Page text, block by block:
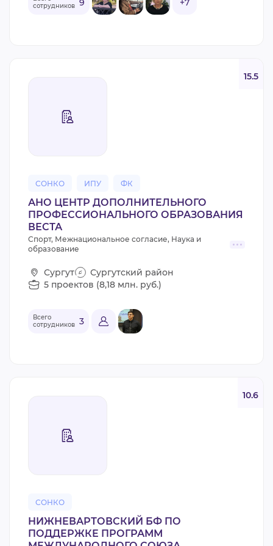
сотрудников 9 +7
СОНКО ИПУ ФК
15.5
АНО ЦЕНТР ДОПОЛНИТЕЛЬНОГО
ПРОФЕССИОНАЛЬНОГО ОБРАЗОВАНИЯ
ВЕСТА
Спорт, Межнациональное согласие, Наука и
образование
Сургут
Сургутский район
5 проектов (8,18 млн. руб.)
Всего
сотрудников 3
СОНКО
10.6
НИЖНЕВАРТОВСКИЙ БФ ПО
ПОДДЕРЖКЕ ПРОГРАММ